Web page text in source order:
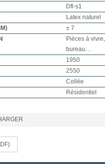
Dfl-s1
Latex naturel
± 7
Pièces à
bureau…
1950
2550
Collée
Résidentiel